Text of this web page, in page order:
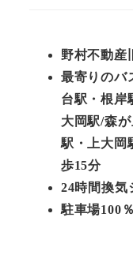
野村不動産
最寄りのバ
台駅・根岸
大岡駅/森
駅・上大岡
歩15分
24時間換気
駐車場100